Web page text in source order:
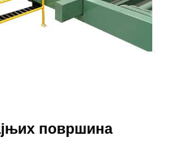
површина